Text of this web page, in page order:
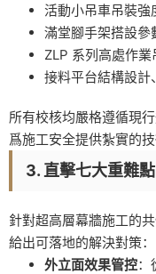
活動小吊車吊裝強
滿堂腳手架搭設參
ZLP 系列高處作
接料平台結構設計
所有校核均嚴格遵循現
爲施工安全提供紮實的
3. 直擊七大重難
針對超高層幕牆施工的
給出可落地的解決對策：
外立面效果管控：